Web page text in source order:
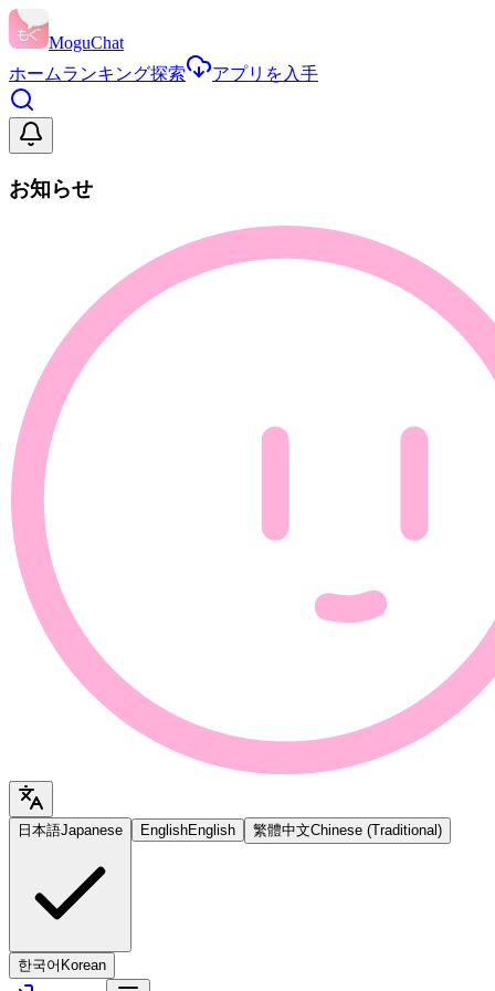
MoguChat
ホームランキング探索 アプリを入手
お知らせ
日本語Japanese EnglishEnglish 繁體中文Chinese (Traditional)
한국어 Korean